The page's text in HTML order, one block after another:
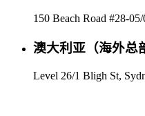
150 Beach Road #28-
澳大利亚（海外总
Level 26/1 Bligh St,